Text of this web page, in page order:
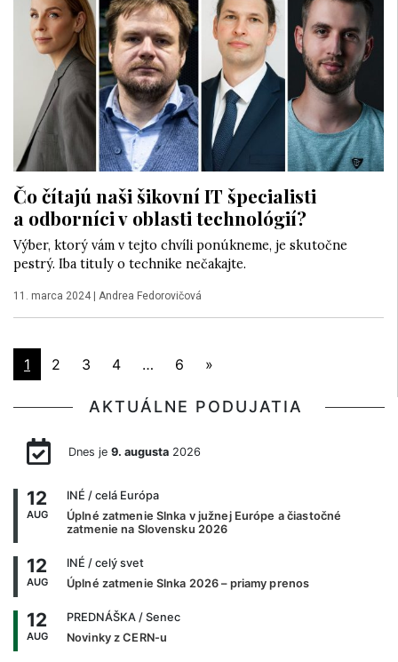
Čo čítajú naši šikovní IT špecialisti
a odborníci v oblasti technológií?
Výber, ktorý vám v tejto chvíli ponúkneme, je skutočne
pestrý. Iba tituly o technike nečakajte.
11. marca 2024 | Andrea Fedorovičová
1 2 3 4 … 6 »
AKTUÁLNE PODUJATIA
Dnes je 9. augusta2026
12
AUG
INÉ / celá Európa
Úplné zatmenie Slnka v južnej Európe a čiastočné
zatmenie na Slovensku 2026
12
AUG
INÉ / celý svet
Úplné zatmenie Slnka 2026 – priamy prenos
12
AUG
PREDNÁŠKA / Senec
Novinky z CERN-u